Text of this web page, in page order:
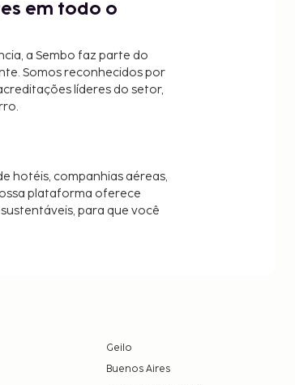
em todo o
a Sembo faz parte do
Somos reconhecidos por
líderes do setor,
hotéis, companhias aéreas,
plataforma oferece
para que você
Geilo
Buenos Aires